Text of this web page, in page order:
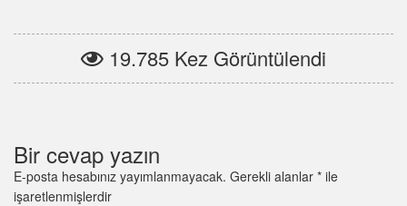
19.785 Kez Görüntülendi
Bir cevap yazın
E-posta hesabınız yayımlanmayacak. Gerekli alanlar * ile
işaretlenmişlerdir